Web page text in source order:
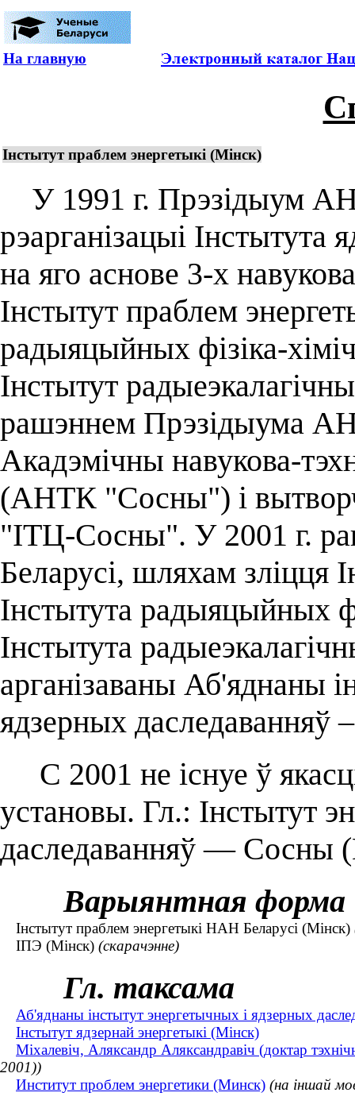
На главную
Інстытут праблем энергетыкі (Мінск)
У 1991 г. Прэзідыум
рэарганізацыі Інстытута
на яго аснове 3-х
Інстытут праблем
радыяцыйных фізіка-
Інстытут
рашэннем Прэзідыума АН
Акадэмічны навукова-
(АНТК "Сосны") і
"ІТЦ-Сосны". У 2001 г.
Беларусі, шляхам зліцця
Інстытута радыяцыйных
Інстытута
арганізаваны Аб'яднаны
ядзерных
С 2001 не існуе ў
установы. Гл.: Інстытут
даследаванняў — Сосны
Варыянтная форма
Інстытут праблем энергетыкі НАН Беларусі (Мінск)
ІПЭ (Мінск) (скарачэнне)
Гл. таксама
Аб'яднаны інстытут энергетычных і ядзерных
Інстытут ядзернай энергетыкі (Мінск)
Міхалевіч, Аляксандр Аляксандравіч (доктар
2001))
Институт проблем энергетики (Минск) (на іншай